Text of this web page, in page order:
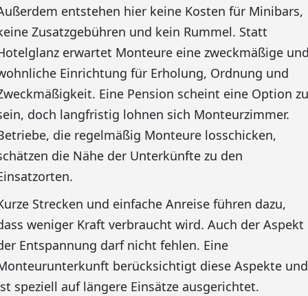
entstehen hier keine Kosten für Minibars,
Zusatzgebühren und kein Rummel. Statt
erwartet Monteure eine zweckmäßige
Einrichtung für Erholung, Ordnung und
Eine Pension scheint eine Option zu
doch langfristig lohnen sich Monteurzimmer.
die regelmäßig Monteure losschicken,
die Nähe der Unterkünfte zu den
Strecken und einfache Anreise führen dazu,
weniger Kraft verbraucht wird. Auch der Aspekt
Entspannung darf nicht fehlen. Eine
berücksichtigt diese Aspekte und
speziell auf längere Einsätze ausgerichtet.